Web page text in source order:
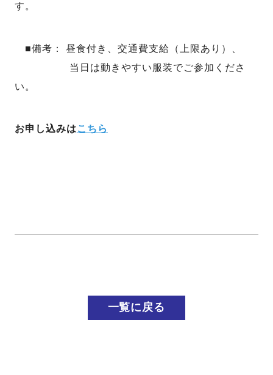
す。
■備考： 昼食付き、交通費支給（上限あり）、
当日は動きやすい服装でご参加くださ
い。
お申し込みは こちら
一覧に戻る